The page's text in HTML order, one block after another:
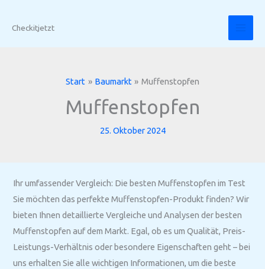
InhaltCheckitjetzt
Start Baumarkt Muffenstopfen
Muffenstopfen
25. Oktober 2024
Ihr umfassender Vergleich: Die besten Muffenstopfen im Test
Sie möchten das perfekte Muffenstopfen-Produkt finden? Wir
bieten Ihnen detaillierte Vergleiche und Analysen der besten
Muffenstopfen auf dem Markt. Egal, ob es um Qualität, Preis-
Leistungs-Verhältnis oder besondere Eigenschaften geht – bei
uns erhalten Sie alle wichtigen Informationen, um die beste